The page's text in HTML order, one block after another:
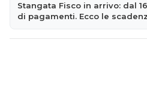
Stangata Fisco in arrivo: dal
di pagamenti. Ecco le